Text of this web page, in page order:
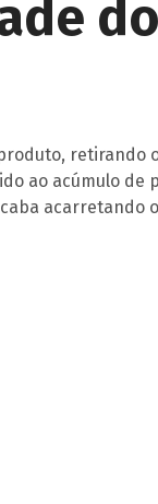
retirando
ao acúmulo de
acarretando o